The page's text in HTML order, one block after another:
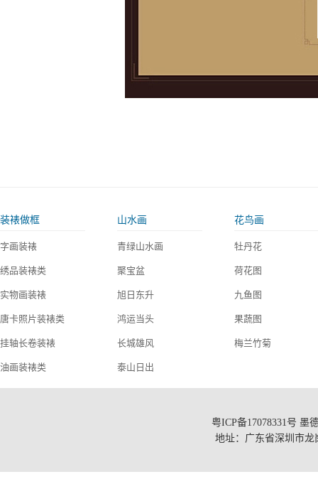
装裱做框
字画装裱
绣品装裱类
实物画装裱
唐卡照片装裱类
挂轴长卷装裱
油画装裱类
铝合金不锈钢框
山水画
青绿山水画
聚宝盆
旭日东升
鸿运当头
长城雄风
泰山日出
无水靠山图
花鸟画
牡丹花
荷花图
九鱼图
果蔬图
梅兰竹菊
粤ICP备17078331号 墨
地址：广东省深圳市龙